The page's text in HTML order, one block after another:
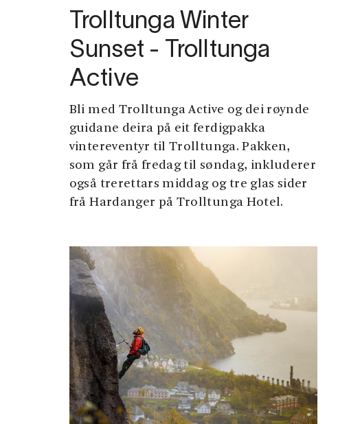
Trolltunga Winter
Sunset - Trolltunga
Active
Bli med Trolltunga Active og dei røynde
guidane deira på eit ferdigpakka
vintereventyr til Trolltunga. Pakken,
som går frå fredag til søndag, inkluderer
også trerettars middag og tre glas sider
frå Hardanger på Trolltunga Hotel.